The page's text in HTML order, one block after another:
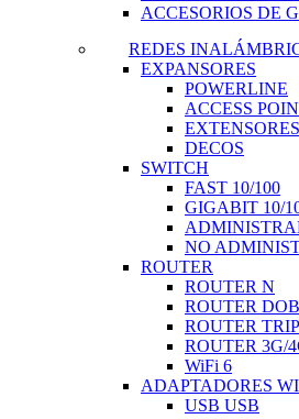
ACCESORIOS DE
REDES
EXPANSORES
POWERLINE
ACCESS
DECOS
SWITCH
FAST 10/100
GIGABIT 10/
NO
ROUTER
ROUTER N
ROUTER
ROUTER
ROUTER 3G/
WiFi 6
ADAPTADORES
USB USB